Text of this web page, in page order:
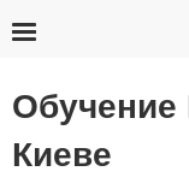
Обучение
Киеве